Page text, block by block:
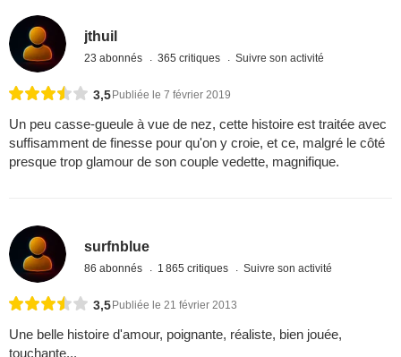
jthuil
23 abonnés 365 critiques Suivre son activité
3,5 Publiée le 7 février 2019
Un peu casse-gueule à vue de nez, cette histoire est traitée avec
suffisamment de finesse pour qu'on y croie, et ce, malgré le côté
presque trop glamour de son couple vedette, magnifique.
surfnblue
86 abonnés 1 865 critiques Suivre son activité
3,5 Publiée le 21 février 2013
Une belle histoire d'amour, poignante, réaliste, bien jouée,
touchante...